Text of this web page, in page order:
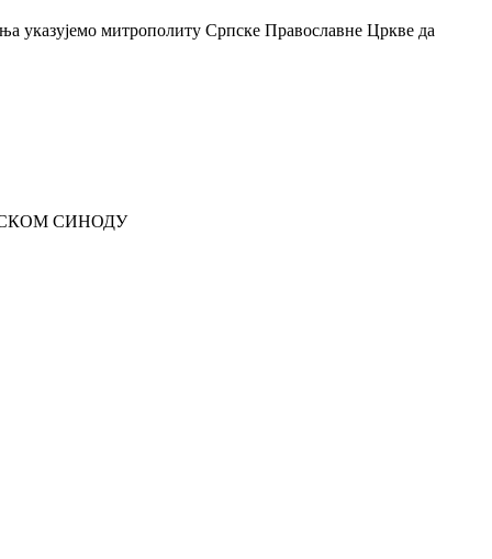
указујемо митрополиту Српске Православне Цркве да
СИНОДУ